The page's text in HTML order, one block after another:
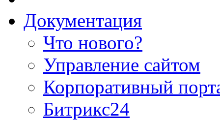
Документация
Что нового?
Управление сайтом
Корпоративный
Битрикс24